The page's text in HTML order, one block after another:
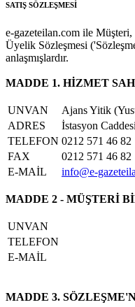
SATIŞ SÖZLEŞMESİ
e-gazeteilan.com ile Müşteri,
Üyelik Sözleşmesi
anlaşmışlardır.
MADDE 1. HİZMET
UNVAN
Ajans Yitik
ADRES
İstasyon
TELEFON 0212 571 46 82
FAX
0212 571 46 82
E-MAİL
info@e-
MADDE 2 - MÜŞTERİ
UNVAN
TELEFON
E-MAİL
MADDE 3.